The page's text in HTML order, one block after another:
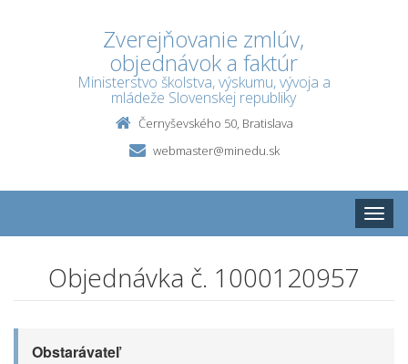
Zverejňovanie zmlúv,
objednávok a faktúr
Ministerstvo školstva, výskumu, vývoja a
mládeže Slovenskej republiky
Černyševského 50, Bratislava
webmaster@minedu.sk
Toggle
Objednávka č. 1000120957
Obstarávateľ